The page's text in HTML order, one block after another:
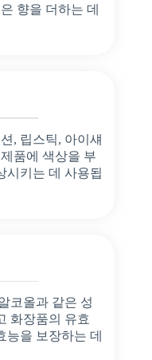
향을 더하는 데
, 립스틱, 아이섀
품에 색상을 부
시키는 데 사용됩
코올과 같은 성
화장품의 유효
능을 보장하는 데